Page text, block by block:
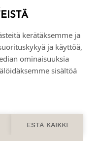
kerätäksemme ja
ja käyttöä,
ominaisuuksia
sisältöä
ESTÄ KAIKKI